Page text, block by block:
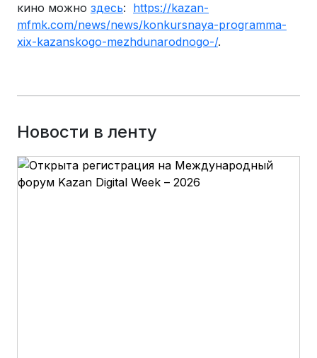
кино можно здесь: https://kazan-
mfmk.com/news/news/konkursnaya-programma-
xix-kazanskogo-mezhdunarodnogo-/.
Новости в ленту